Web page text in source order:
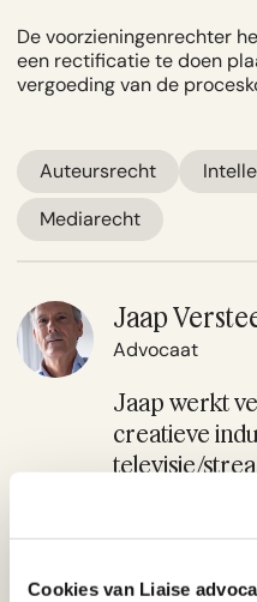
Cookies van Liaise
De voorzieningenrechter
een rectificatie te doen
vergoeding van de
Auteursrecht
Mediarecht
Jaap
Advocaat
Jaap werkt
creatieve
televisie/
theater,
en
muziekrecht,